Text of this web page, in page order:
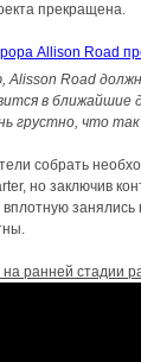
прекращена.
Alisson Road
в ближайшие
грустно, что
собрать
но заключив
занялись
ранней стадии